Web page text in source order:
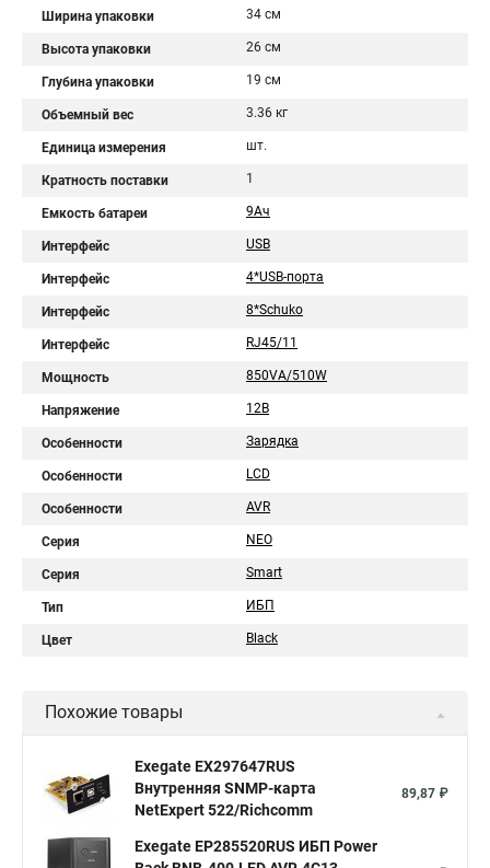
Ширина упаковки 34 см
Высота упаковки 26 см
Глубина упаковки 19 см
Объемный вес 3.36 кг
Единица измерения шт.
Кратность поставки 1
Емкость батареи 9Aч
Интерфейс USB
Интерфейс 4*USB-порта
Интерфейс 8*Schuko
Интерфейс RJ45/11
Мощность 850VA/510W
Напряжение 12В
Особенности Зарядка
Особенности LCD
Особенности AVR
Серия NEO
Серия Smart
Тип ИБП
Цвет Black
Похожие товары
Exegate EX297647RUS
Внутренняя SNMP-карта
NetExpert 522/Richcomm
89,87 ₽
Exegate EP285520RUS ИБП Power